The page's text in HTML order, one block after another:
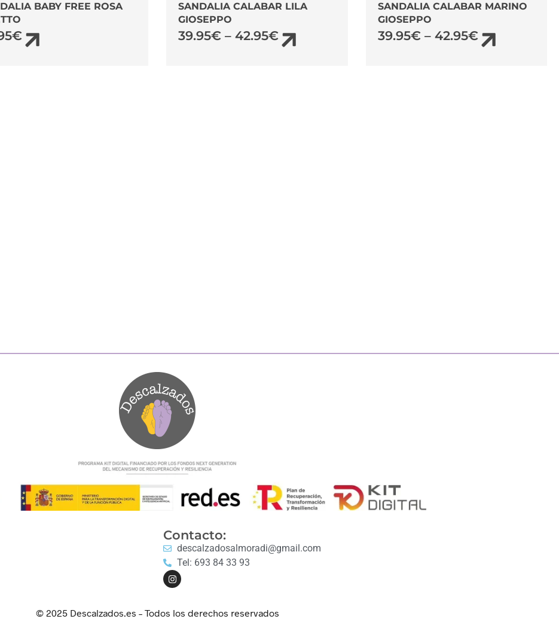
BABY FREE ROSA
€
SANDALIA CALABAR LILA
GIOSEPPO
39.95€ – 42.95€
SANDALIA CALABAR MARINO
GIOSEPPO
39.95€ – 42.95€
Contacto:
descalzadosalmoradi@gmail.com
Tel: 693 84 33 93
© 2025 Descalzados.es – Todos los derechos reservados